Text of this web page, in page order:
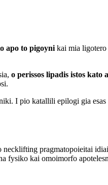
apo to pigoyni kai mia
o perissos lipadis istos kato
I pio katallili epilogi gia
necklifting pragmatopoieitai
fysiko kai omoimorfo